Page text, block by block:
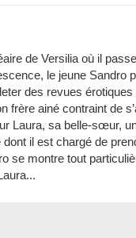
de Versilia où il
le jeune Sandro
des revues
frère ainé contraint de
Laura, sa belle-sœur,
il est chargé de
se montre tout